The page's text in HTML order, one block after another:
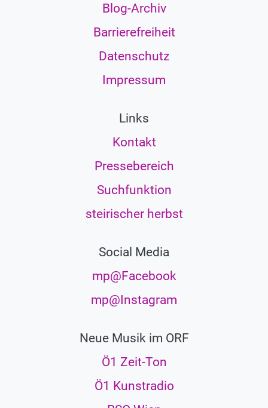
Blog-Archiv
Barrierefreiheit
Datenschutz
Impressum
Links
Kontakt
Pressebereich
Suchfunktion
steirischer herbst
Social Media
mp@Facebook
mp@Instagram
Neue Musik im ORF
Ö1 Zeit-Ton
Ö1 Kunstradio